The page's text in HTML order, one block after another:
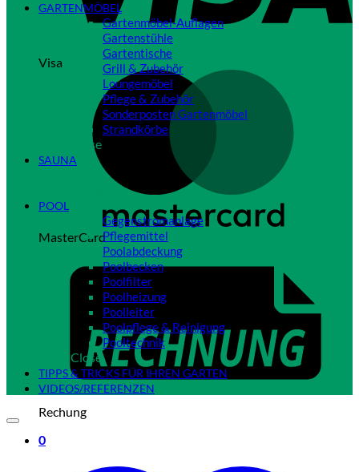
Visa
MasterCard
Rechung
0
GARTENMÖBEL
Gartenmöbel-Auflagen
Gartenstühle
Gartentische
Grill & Zubehör
Loungemöbel
Pflege & Zubehör
Sonderposten Gartenmöbel
Strandkörbe
Close
SAUNA
POOL
Gegenstromanlage
Pflegemittel
Poolabdeckung
Poolbecken
Poolfilter
Poolheizung
Poolleiter
Poolpflege & Reinigung
Pooltechnik
Close
TIPPS & TRICKS FÜR IHREN GARTEN
VIDEOS/REFERENZEN